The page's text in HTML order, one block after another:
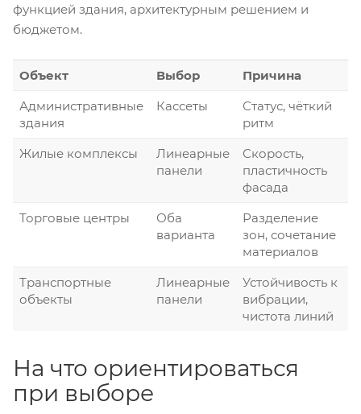
функцией здания, архитектурным решением и
бюджетом.
Объект Выбор
Причина
Административные
здания
Кассеты
Статус, чёткий
ритм
Жилые комплексы
Линеарные
панели
Скорость,
пластичность
фасада
Торговые центры
Оба
варианта
Разделение
зон, сочетание
материалов
Транспортные
объекты
Линеарные
панели
Устойчивость к
вибрации,
чистота линий
На что ориентироваться
при выборе